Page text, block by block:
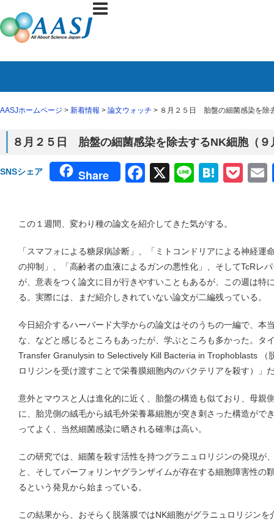
AASJホームページ > 新着情報 > 論文ウォッチ > ８月２５日 胎盤の細菌感染を除
８月２５日 胎盤の細菌感染を除去するNK細胞（
SNSシェア Share Facebook
X Line
この１週間、変わり種の論文を紹介してきた気がする。
「スマフォによる糖尿病診断」、「ミトコンドリアによる神経運
の抑制」、「高齢者の血液によるガンの悪性化」、そしてTcRレ
が、意表をつく論文に目が行きやすいこともあるが、この週は特
る。実際には、まだ紹介しきれていない論文が二編残っている。
今日紹介するハーバード大学からの論文はそのうちの一編で、本
な、などと感じるところもあったが、学ぶところも多かった。タ
Transfer Granulysin to Selectively Kill Bacteria in Trophoblasts （
ロリジンを受け渡すことで栄養膜細胞内のバクテリアを殺す）」
意外とマウスと人は進化的に近く、胎盤の構造も似ており、母親
に、胎児側の絨毛から絨毛外栄養幕細胞が突き刺さった構造がで
ってよく、当然細菌感染に晒される確率は高い。
この研究では、細菌を殺す活性を持つグラニュロリジンの発現が
と、そしてパーフォリンヤグランザイムが存在する細胞障害性の
るという発見から始まっている。
この結果から、おそらく脱落膜ではNK細胞がグラニュロリジン